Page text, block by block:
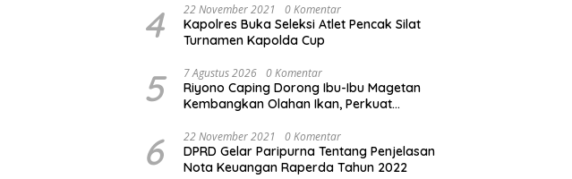
4 22 November 2021 0 Komentar
Kapolres Buka Seleksi Atlet Pencak Silat
Turnamen Kapolda Cup
5 7 Agustus 2026 0 Komentar
Riyono Caping Dorong Ibu-Ibu Magetan
Kembangkan Olahan Ikan, Perkuat
6 22 November 2021 0 Komentar
DPRD Gelar Paripurna Tentang Penjelasan
Nota Keuangan Raperda Tahun 2022